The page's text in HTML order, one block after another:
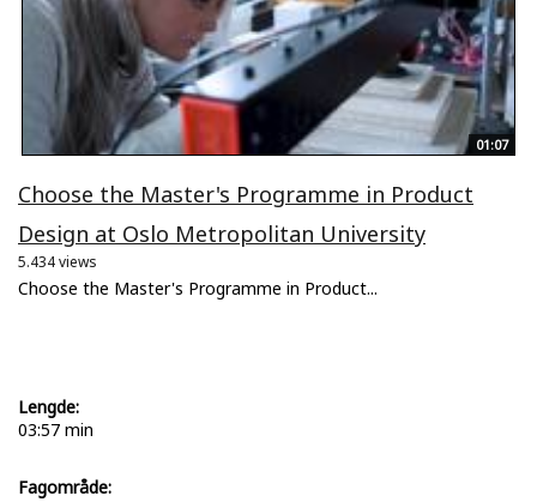
01:07
Choose the Master's Programme in Product
Design at Oslo Metropolitan University
5.434 views
Choose the Master's Programme in Product...
Lengde:
03:57 min
Fagområde: